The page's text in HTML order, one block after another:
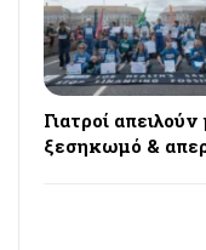
Γιατροί απειλούν
ξεσηκωμό &